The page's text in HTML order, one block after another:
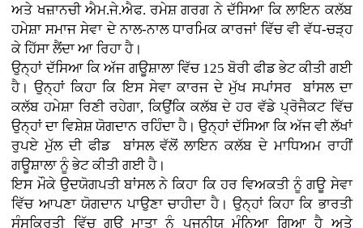
ਅਤੇ ਖਜ਼ਾਨਚੀ ਐਮ.ਜੇ.ਐਫ. ਰਮੇਸ਼ ਗਰਗ ਨੇ ਦੱਸਿਆ ਕਿ ਲਾਇਨ ਕਲੱਬ
ਹਮੇਸ਼ਾ ਸਮਾਜ ਸੇਵਾ ਦੇ ਨਾਲ-ਨਾਲ ਧਾਰਮਿਕ ਕਾਰਜਾਂ ਵਿੱਚ ਵੀ ਵੱਧ-ਚੜ੍ਹ
ਕੇ ਹਿੱਸਾ ਲੈਂਦਾ ਆ ਰਿਹਾ ਹੈ।
ਉਨ੍ਹਾਂ ਦੱਸਿਆ ਕਿ ਅੱਜ ਗਊਸ਼ਾਲਾ ਵਿੱਚ 125 ਬੋਰੀ ਫੀਡ ਭੇਟ ਕੀਤੀ ਗਈ
ਹੈ। ਉਨ੍ਹਾਂ ਕਿਹਾ ਕਿ ਇਸ ਸੇਵਾ ਕਾਰਜ ਦੇ ਮੁੱਖ ਸਪਾਂਸਰ ਬਾਂਸਲ ਦਾ
ਕਲੱਬ ਹਮੇਸ਼ਾ ਰਿਣੀ ਰਹੇਗਾ, ਕਿਉਂਕਿ ਕਲੱਬ ਦੇ ਹਰ ਵੱਡੇ ਪ੍ਰੋਜੈਕਟ ਵਿੱਚ
ਉਨ੍ਹਾਂ ਦਾ ਵਿਸ਼ੇਸ਼ ਯੋਗਦਾਨ ਰਹਿੰਦਾ ਹੈ। ਉਨ੍ਹਾਂ ਦੱਸਿਆ ਕਿ ਅੱਜ ਵੀ ਲੱਖਾਂ
ਰੁਪਏ ਮੁੱਲ ਦੀ ਫੀਡ ਬਾਂਸਲ ਵੱਲੋਂ ਲਾਇਨ ਕਲੱਬ ਦੇ ਮਾਧਿਅਮ ਰਾਹੀਂ
ਗਊਸ਼ਾਲਾ ਨੂੰ ਭੇਟ ਕੀਤੀ ਗਈ ਹੈ।
ਇਸ ਮੌਕੇ ਉਦਯੋਗਪਤੀ ਬਾਂਸਲ ਨੇ ਕਿਹਾ ਕਿ ਹਰ ਵਿਅਕਤੀ ਨੂੰ ਗਊ ਸੇਵਾ
ਵਿੱਚ ਆਪਣਾ ਯੋਗਦਾਨ ਪਾਉਣਾ ਚਾਹੀਦਾ ਹੈ। ਉਨ੍ਹਾਂ ਕਿਹਾ ਕਿ ਭਾਰਤੀ
ਸੰਸਕ੍ਰਿਤੀ ਵਿੱਚ ਗਊ ਮਾਤਾ ਨੂੰ ਪੂਜਨੀਯ ਮੰਨਿਆ ਗਿਆ ਹੈ ਅਤੇ